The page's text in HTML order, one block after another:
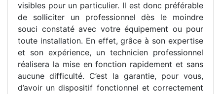
visibles pour un particulier. Il est donc préférable
de solliciter un professionnel dès le moindre
souci constaté avec votre équipement ou pour
toute installation. En effet, grâce à son expertise
et son expérience, un technicien professionnel
réalisera la mise en fonction rapidement et sans
aucune difficulté. C’est la garantie, pour vous,
d’avoir un dispositif fonctionnel et correctement